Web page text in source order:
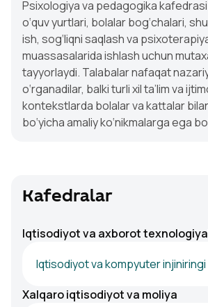
Psixologiya va pedagogika
o‘quv yurtlari, bolalar bog‘chalari,
ish, sog‘liqni saqlash va
muassasalarida ishlash uchun
tayyorlaydi. Talabalar nafaqat
o‘rganadilar, balki turli xil ta’lim va
kontekstlarda bolalar va kattalar
bo‘yicha amaliy ko‘nikmalarga ega
Kafedralar
Iqtisodiyot va axborot
Iqtisodiyot va kompyuter injiniringi
Xalqaro iqtisodiyot va moliya